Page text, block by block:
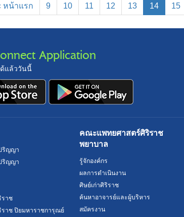
หน้าแรก 9 10 11 12 13 14(current)
15
Application
แล้ววันนี้
ริญญา
ริญญา
ราช
ราช ปิยมหาราชการุณย์
คณะแพทยศาสตร์ศิริราช
พยาบาล
รู้จักองค์กร
ผลการดำเนินงาน
ศิษย์เก่าศิริราช
ค้นหาอาจารย์และผู้บริหาร
สมัครงาน